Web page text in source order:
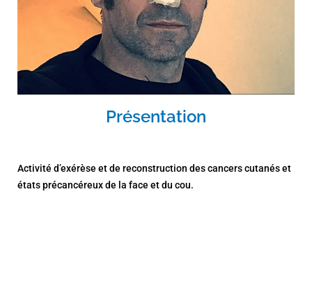
Présentation
Activité d’exérèse et de reconstruction des cancers cutanés et
états précancéreux de la face et du cou.